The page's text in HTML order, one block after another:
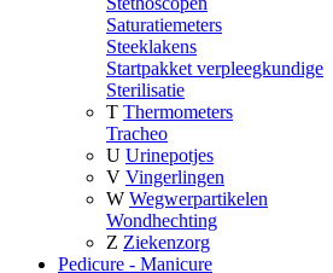
Saturatiemeters
Steeklakens
Startpakket verpleegkundige
Sterilisatie
T Thermometers
Tracheo
U Urinepotjes
V Vingerlingen
W Wegwerpartikelen
Wondhechting
Z Ziekenzorg
Pedicure - Manicure